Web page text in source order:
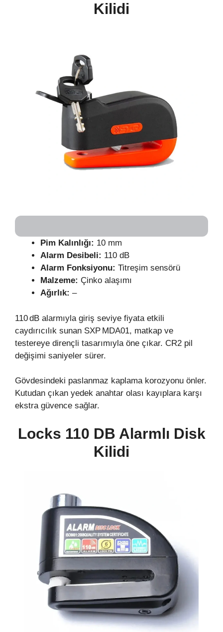
Kilidi
Pim Kalınlığı: 10 mm
Alarm Desibeli: 110 dB
Alarm Fonksiyonu: Titreşim sensörü
Malzeme: Çinko alaşımı
Ağırlık: –
110 dB alarmıyla giriş seviye fiyata etkili
caydırıcılık sunan SXP MDA01, matkap ve
testereye dirençli tasarımıyla öne çıkar. CR2 pil
değişimi saniyeler sürer.
Gövdesindeki paslanmaz kaplama korozyonu önler.
Kutudan çıkan yedek anahtar olası kayıplara karşı
ekstra güvence sağlar.
Locks 110 DB Alarmlı Disk
Kilidi